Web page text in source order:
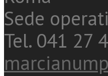
Sede
Tel. 041 27